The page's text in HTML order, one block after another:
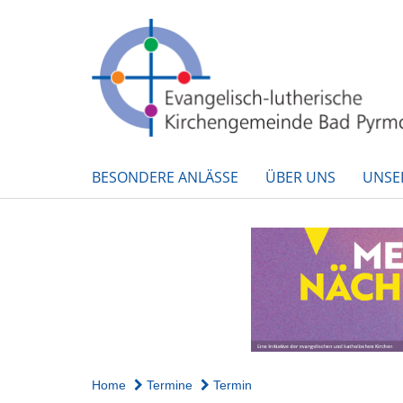
BESONDERE ANLÄSSE ÜBER UNS
Home Termine Termin